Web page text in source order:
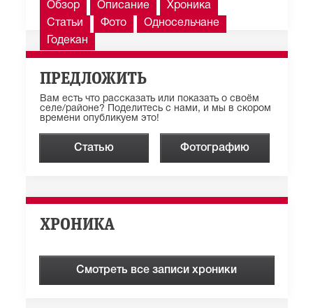
Обзор Описание
Хроника
Статьи
Фото
Односельчане
Годекан
ПРЕДЛОЖИТЬ
Вам есть что рассказать или показать о своём
селе/районе? Поделитесь с нами, и мы в скором
времени опубликуем это!
Статью Фотографию
ХРОНИКА
Смотреть все записи хроники